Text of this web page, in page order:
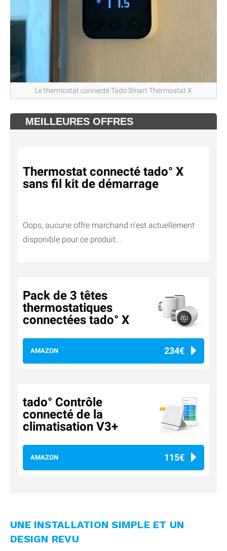
Le thermostat connecté Tado Smart Thermostat X
MEILLEURES OFFRES
Thermostat connecté tado° X
sans fil kit de démarrage
Oops, aucune offre marchand n'est actuellement
disponible pour ce produit...
Pack de 3 têtes
thermostatiques
connectées tado° X
AMAZON 234€
tado° Contrôle
connecté de la
climatisation V3+
AMAZON 115€
UNE INSTALLATION SIMPLE ET UN
DESIGN REVU